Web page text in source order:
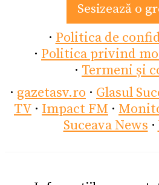
Sesizează o
· Politica de
· Politica privind
· Termeni și
· gazetasv.ro · Glasul
TV · Impact FM ·
Suceava News ·